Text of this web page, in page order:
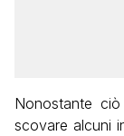
Nonostante
scovare alcuni